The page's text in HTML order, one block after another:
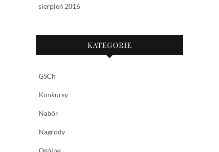
sierpień 2016
KATEGORIE
GSCh
Konkursy
Nabór
Nagrody
Ogólne